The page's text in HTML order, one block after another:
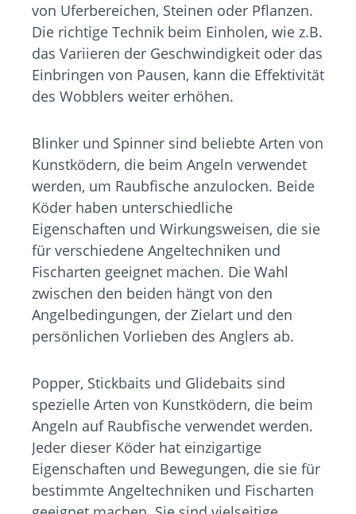
von Uferbereichen, Steinen oder Pflanzen.
Die richtige Technik beim Einholen, wie z.B.
das Variieren der Geschwindigkeit oder das
Einbringen von Pausen, kann die Effektivität
des Wobblers weiter erhöhen.
Blinker und Spinner sind beliebte Arten von
Kunstködern, die beim Angeln verwendet
werden, um Raubfische anzulocken. Beide
Köder haben unterschiedliche
Eigenschaften und Wirkungsweisen, die sie
für verschiedene Angeltechniken und
Fischarten geeignet machen. Die Wahl
zwischen den beiden hängt von den
Angelbedingungen, der Zielart und den
persönlichen Vorlieben des Anglers ab.
Popper, Stickbaits und Glidebaits sind
spezielle Arten von Kunstködern, die beim
Angeln auf Raubfische verwendet werden.
Jeder dieser Köder hat einzigartige
Eigenschaften und Bewegungen, die sie für
bestimmte Angeltechniken und Fischarten